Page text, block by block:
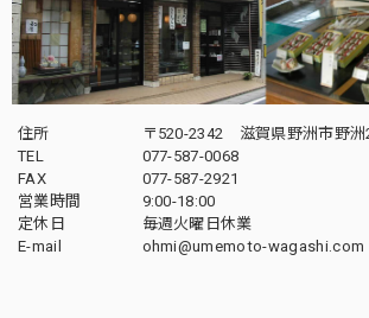
住所
〒520-2342 滋賀県野洲市野洲
TEL
077-587-0068
FAX
077-587-2921
営業時間
9:00-18:00
定休日
毎週火曜日休業
E-mail
ohmi@umemoto-wagashi.com